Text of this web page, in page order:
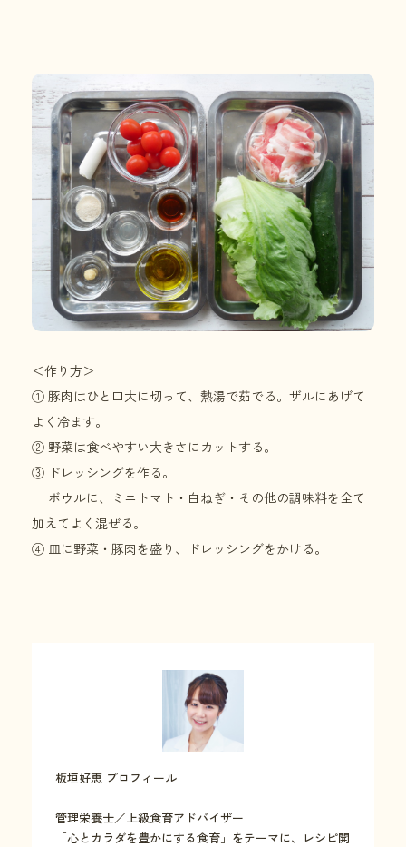
＜作り方＞
① 豚肉はひと口大に切って、熱湯で茹でる。ザルにあげて
よく冷ます。
② 野菜は食べやすい大きさにカットする。
③ ドレッシングを作る。
ボウルに、ミニトマト・白ねぎ・その他の調味料を全て
加えてよく混ぜる。
④ 皿に野菜・豚肉を盛り、ドレッシングをかける。
板垣好恵 プロフィール
管理栄養士／上級食育アドバイザー
「心とカラダを豊かにする食育」をテーマに、レシピ開